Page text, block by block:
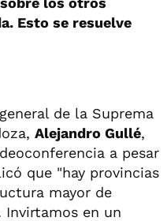
Esto se resuelve
de la Suprema
Alejandro Gullé,
a pesar
que "hay provincias
mayor de
Invirtamos en un